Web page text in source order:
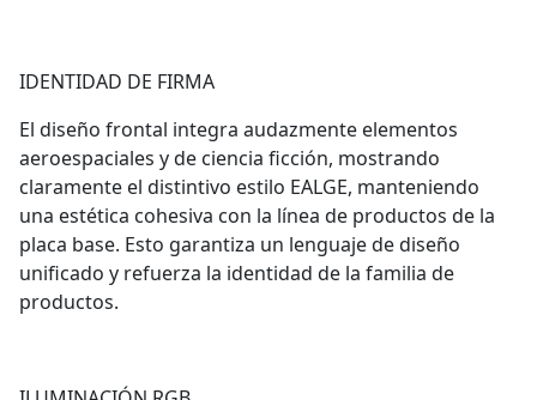
IDENTIDAD DE FIRMA
El diseño frontal integra audazmente elementos
aeroespaciales y de ciencia ficción, mostrando
claramente el distintivo estilo EALGE, manteniendo
una estética cohesiva con la línea de productos de la
placa base. Esto garantiza un lenguaje de diseño
unificado y refuerza la identidad de la familia de
productos.